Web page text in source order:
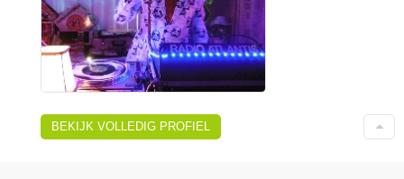
BEKIJK VOLLEDIG PROFIEL